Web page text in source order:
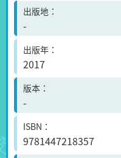
出版地
-
出版年
2017
版本
-
ISBN
9781447218357